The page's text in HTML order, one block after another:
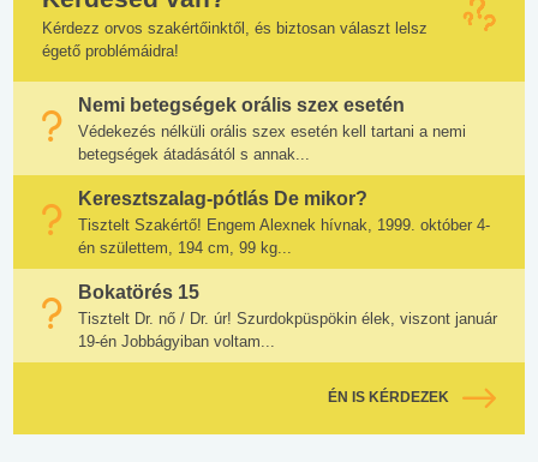
Kérdezz orvos szakértőinktől, és biztosan választ lelsz
égető problémáidra!
Nemi betegségek orális szex esetén
Védekezés nélküli orális szex esetén kell tartani a nemi
betegségek átadásától s annak...
Keresztszalag-pótlás De mikor?
Tisztelt Szakértő! Engem Alexnek hívnak, 1999. október 4-
én születtem, 194 cm, 99 kg...
Bokatörés 15
Tisztelt Dr. nő / Dr. úr! Szurdokpüspökin élek, viszont január
19-én Jobbágyiban voltam...
ÉN IS KÉRDEZEK